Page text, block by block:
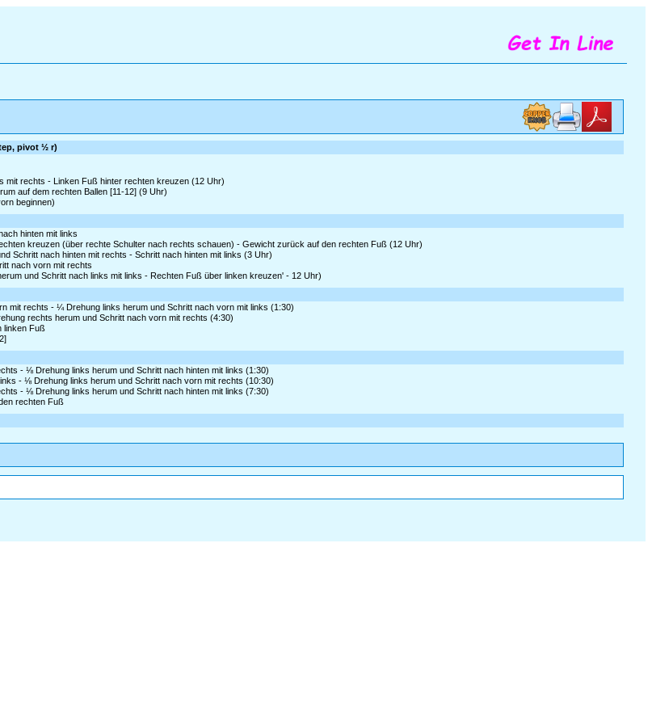
pivot ½ r)
rechts - Linken Fuß hinter rechten kreuzen (12 Uhr)
auf dem rechten Ballen [11-12] (9 Uhr)
beginnen)
hinten mit links
kreuzen (über rechte Schulter nach rechts schauen) - Gewicht zurück auf den rechten Fuß (12 Uhr)
Schritt nach hinten mit rechts - Schritt nach hinten mit links (3 Uhr)
nach vorn mit rechts
und Schritt nach links mit links - Rechten Fuß über linken kreuzen' - 12 Uhr)
mit rechts - ¼ Drehung links herum und Schritt nach vorn mit links (1:30)
rechts herum und Schritt nach vorn mit rechts (4:30)
linken Fuß
- ⅛ Drehung links herum und Schritt nach hinten mit links (1:30)
- ⅛ Drehung links herum und Schritt nach vorn mit rechts (10:30)
- ⅛ Drehung links herum und Schritt nach hinten mit links (7:30)
rechten Fuß